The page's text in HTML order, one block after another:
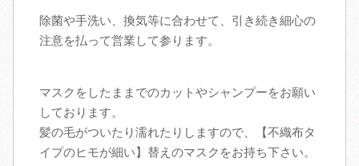
除菌や手洗い、換気等に合わせて、引き続き細心の
注意を払って営業して参ります。
マスクをしたままでのカットやシャンプーをお願い
しております。
髪の毛がついたり濡れたりしますので、【不織布タ
イプのヒモが細い】替えのマスクをお持ち下さい。